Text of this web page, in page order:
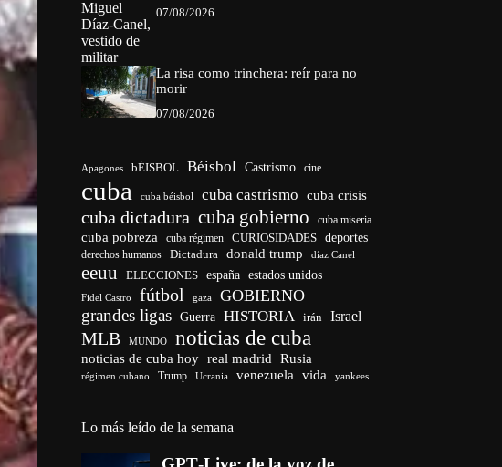
07/08/2026
La risa como trinchera: reír para no
morir
07/08/2026
Apagones bÉISBOL Béisbol Castrismo cine
cuba cuba béisbol cuba castrismo cuba crisis
cuba dictadura cuba gobierno cuba miseria
cuba pobreza cuba régimen CURIOSIDADES deportes
derechos humanos Dictadura donald trump díaz Canel
eeuu ELECCIONES españa estados unidos
Fidel Castro fútbol gaza GOBIERNO
grandes ligas Guerra HISTORIA irán Israel
MLB MUNDO noticias de cuba
noticias de cuba hoy real madrid Rusia
régimen cubano Trump Ucrania venezuela vida yankees
Lo más leído de la semana